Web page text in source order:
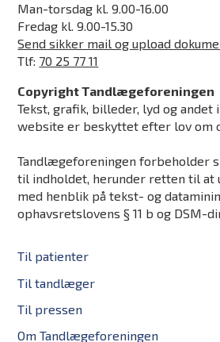
Man-torsdag kl. 9.00-16.00
Fredag kl. 9.00-15.30
Send sikker mail og upload
Tlf: 70 25 77 11
Copyright Tandlægeforeningen
Tekst, grafik, billeder, lyd og andet
website er beskyttet efter lov om
Tandlægeforeningen forbeholder
til indholdet, herunder retten til at
med henblik på tekst- og
ophavsretslovens § 11 b og DSM-
Til patienter
Til tandlæger
Til pressen
Om Tandlægeforeningen